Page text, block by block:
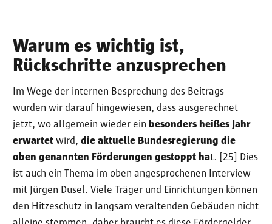
Warum es wichtig ist,
Rückschritte anzusprechen
Im Wege der internen Besprechung des Beitrags
wurden wir darauf hingewiesen, dass ausgerechnet
jetzt, wo allgemein wieder ein besonders heißes Jahr
erwartet wird, die aktuelle Bundesregierung die
oben genannten Förderungen gestoppt hat. [25] Dies
ist auch ein Thema im oben angesprochenen Interview
mit Jürgen Dusel. Viele Träger und Einrichtungen können
den Hitzeschutz in langsam veraltenden Gebäuden nicht